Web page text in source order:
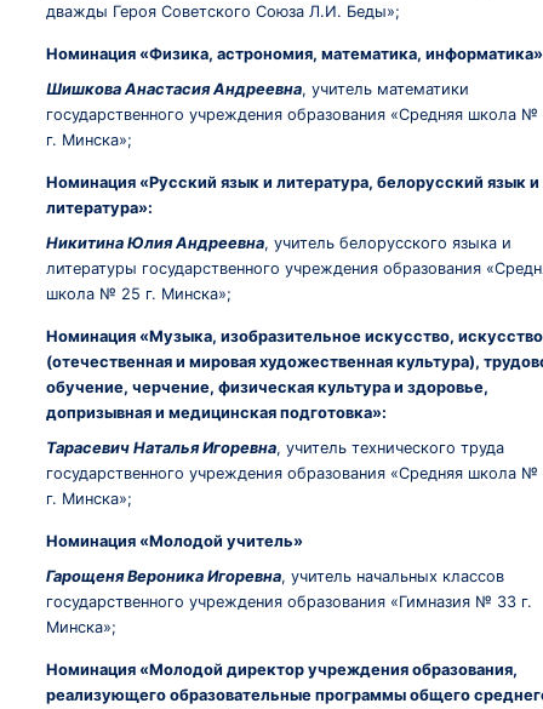
дважды Героя Советского Союза Л.И. Беды»;
Номинация «Физика, астрономия, математика,
Шишкова Анастасия Андреевна, учитель математики
государственного учреждения образования «Средняя школа №
г. Минска»;
Номинация «Русский язык и литература, белорусский язык и
литература»:
Никитина Юлия Андреевна, учитель белорусского языка и
литературы государственного учреждения образования
школа № 25 г. Минска»;
Номинация «Музыка, изобразительное искусство, искусство
(отечественная и мировая художественная культура),
обучение, черчение, физическая культура и здоровье,
допризывная и медицинская подготовка»:
Тарасевич Наталья Игоревна, учитель технического труда
государственного учреждения образования «Средняя школа №
г. Минска»;
Номинация «Молодой учитель»
Гарощеня Вероника Игоревна, учитель начальных классов
государственного учреждения образования «Гимназия № 33 г.
Минска»;
Номинация «Молодой директор учреждения образования,
реализующего образовательные программы общего